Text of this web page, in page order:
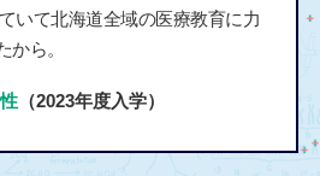
いて北海道全域の医療教育に力
から。
（2023年度入学）